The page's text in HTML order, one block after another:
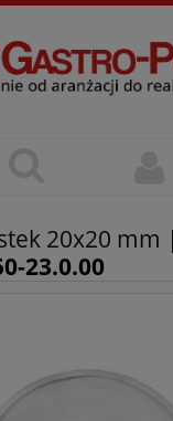
20x20 mm
23.0.00